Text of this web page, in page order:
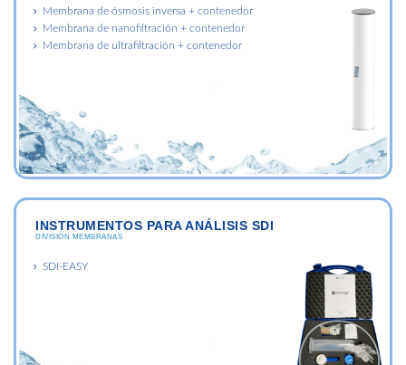
Membrana de ósmosis inversa + contenedor
Membrana de nanofiltración + contenedor
Membrana de ultrafiltración + contenedor
INSTRUMENTOS PARA ANÁLISIS SDI
DIVISIÓN MEMBRANAS
SDI-EASY